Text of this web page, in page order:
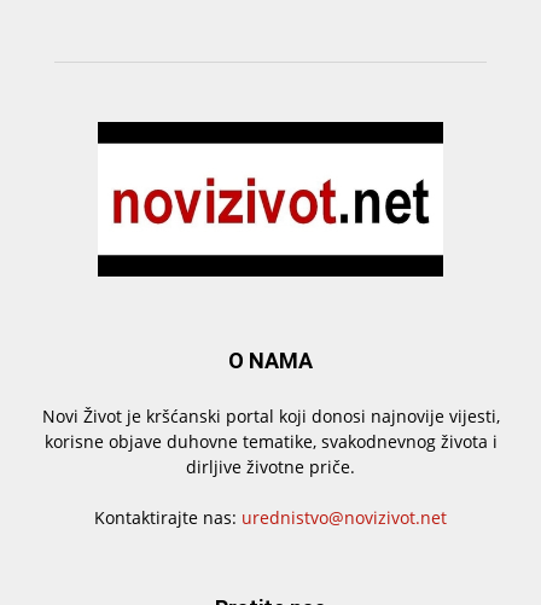
O NAMA
Novi Život je kršćanski portal koji donosi najnovije vijesti,
korisne objave duhovne tematike, svakodnevnog života i
dirljive životne priče.
Kontaktirajte nas: urednistvo@novizivot.net